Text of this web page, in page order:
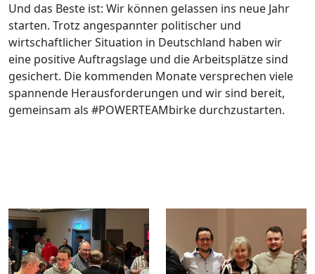
Und das Beste ist: Wir können gelassen ins neue Jahr
starten. Trotz angespannter politischer und
wirtschaftlicher Situation in Deutschland haben wir
eine positive Auftragslage und die Arbeitsplätze sind
gesichert. Die kommenden Monate versprechen viele
spannende Herausforderungen und wir sind bereit,
gemeinsam als #POWERTEAMbirke durchzustarten.